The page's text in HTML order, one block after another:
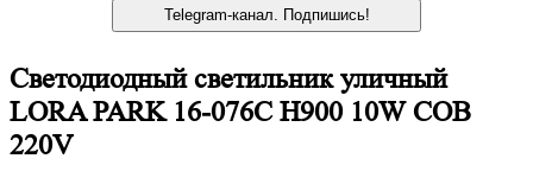
Telegram-канал. Подпишись!
Светодиодный светильник уличный
LORA PARK 16-076C H900 10W COB
220V